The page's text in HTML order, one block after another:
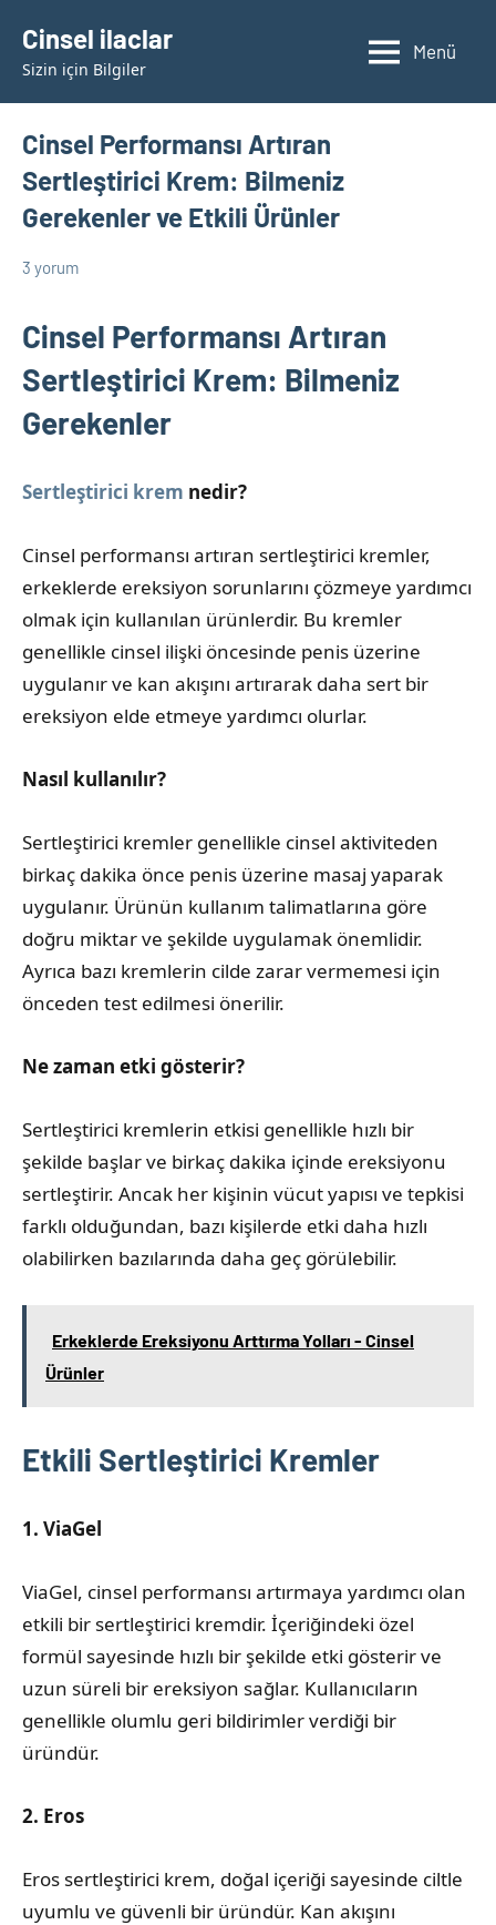
geçCinsel ilaclar
Sizin için Bilgiler
Menü
Cinsel Performansı Artıran
Sertleştirici Krem: Bilmeniz
Gerekenler ve Etkili Ürünler
Cinsel
Bilgileri
2025
admin
3 yorum
Cinsel Performansı Artıran
Sertleştirici Krem: Bilmeniz
Gerekenler
Sertleştirici krem nedir?
Cinsel performansı artıran sertleştirici kremler,
erkeklerde ereksiyon sorunlarını çözmeye yardımcı
olmak için kullanılan ürünlerdir. Bu kremler
genellikle cinsel ilişki öncesinde penis üzerine
uygulanır ve kan akışını artırarak daha sert bir
ereksiyon elde etmeye yardımcı olurlar.
Nasıl kullanılır?
Sertleştirici kremler genellikle cinsel aktiviteden
birkaç dakika önce penis üzerine masaj yaparak
uygulanır. Ürünün kullanım talimatlarına göre
doğru miktar ve şekilde uygulamak önemlidir.
Ayrıca bazı kremlerin cilde zarar vermemesi için
önceden test edilmesi önerilir.
Ne zaman etki gösterir?
Sertleştirici kremlerin etkisi genellikle hızlı bir
şekilde başlar ve birkaç dakika içinde ereksiyonu
sertleştirir. Ancak her kişinin vücut yapısı ve tepkisi
farklı olduğundan, bazı kişilerde etki daha hızlı
olabilirken bazılarında daha geç görülebilir.
Erkeklerde Ereksiyonu Arttırma Yolları - Cinsel
Ürünler
Etkili Sertleştirici Kremler
1. ViaGel
ViaGel, cinsel performansı artırmaya yardımcı olan
etkili bir sertleştirici kremdir. İçeriğindeki özel
formül sayesinde hızlı bir şekilde etki gösterir ve
uzun süreli bir ereksiyon sağlar. Kullanıcıların
genellikle olumlu geri bildirimler verdiği bir
üründür.
2. Eros
Eros sertleştirici krem, doğal içeriği sayesinde ciltle
uyumlu ve güvenli bir üründür. Kan akışını